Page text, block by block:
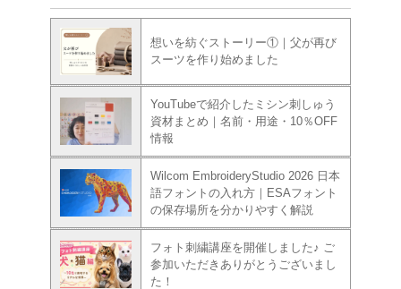
想いを紡ぐストーリー①｜父が再び
スーツを作り始めました
YouTubeで紹介したミシン刺しゅう
資材まとめ｜名前・用途・10％OFF
情報
Wilcom EmbroideryStudio 2026 日本
語フォントの入れ方｜ESAフォント
の保存場所を分かりやすく解説
フォト刺繍講座を開催しました♪ ご
参加いただきありがとうございまし
た！